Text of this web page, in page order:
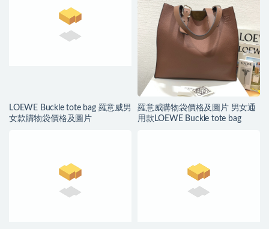
LOEWE Buckle tote bag 羅意威男
女款購物袋價格及圖片
羅意威購物袋價格及圖片 男女通
用款LOEWE Buckle tote bag